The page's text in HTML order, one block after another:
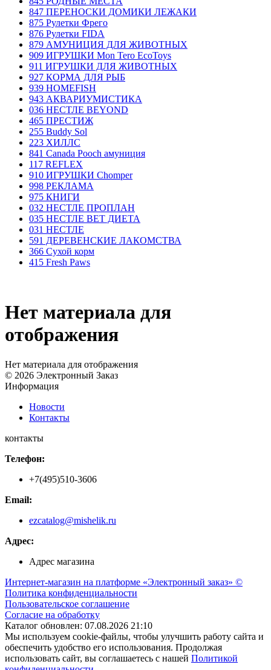
847 ПЕРЕНОСКИ ДОМИКИ ЛЕЖАКИ
875 Рулетки Фрего
876 Рулетки FIDA
879 АМУНИЦИЯ ДЛЯ ЖИВОТНЫХ
909 ИГРУШКИ Mon Tero EcoToys
911 ИГРУШКИ ДЛЯ ЖИВОТНЫХ
927 КОРМА ДЛЯ РЫБ
939 HOMEFISH
943 АКВАРИУМИСТИКА
036 НЕСТЛЕ BEYOND
465 ПРЕСТИЖ
255 Buddy Sol
223 ХИЛЛC
841 Canada Poоch амуниция
117 REFLEX
910 ИГРУШКИ Chomper
998 РЕКЛАМА
975 КНИГИ
032 НЕСТЛЕ ПРОПЛАН
035 НЕСТЛЕ ВЕТ ДИЕТА
031 НЕСТЛЕ
591 ДЕРЕВЕНСКИЕ ЛАКОМСТВА
366 Сухой корм
415 Fresh Paws
Нет материала для
отображения
Нет материала для отображения
© 2026 Электронный Заказ
Информация
Новости
Контакты
контакты
Телефон:
+7(495)510-3606
Email:
ezcatalog@mishelik.ru
Адрес:
Адрес магазина
Интернет-магазин на платформе «Электронный заказ» ©
Политика конфиденциальности
Пользовательское соглашение
Согласие на обработку
Каталог обновлен: 07.08.2026 21:10
Мы используем cookie-файлы, чтобы улучшить работу сайта и
обеспечить удобство его использования. Продолжая
использовать сайт, вы соглашаетесь с нашей Политикой